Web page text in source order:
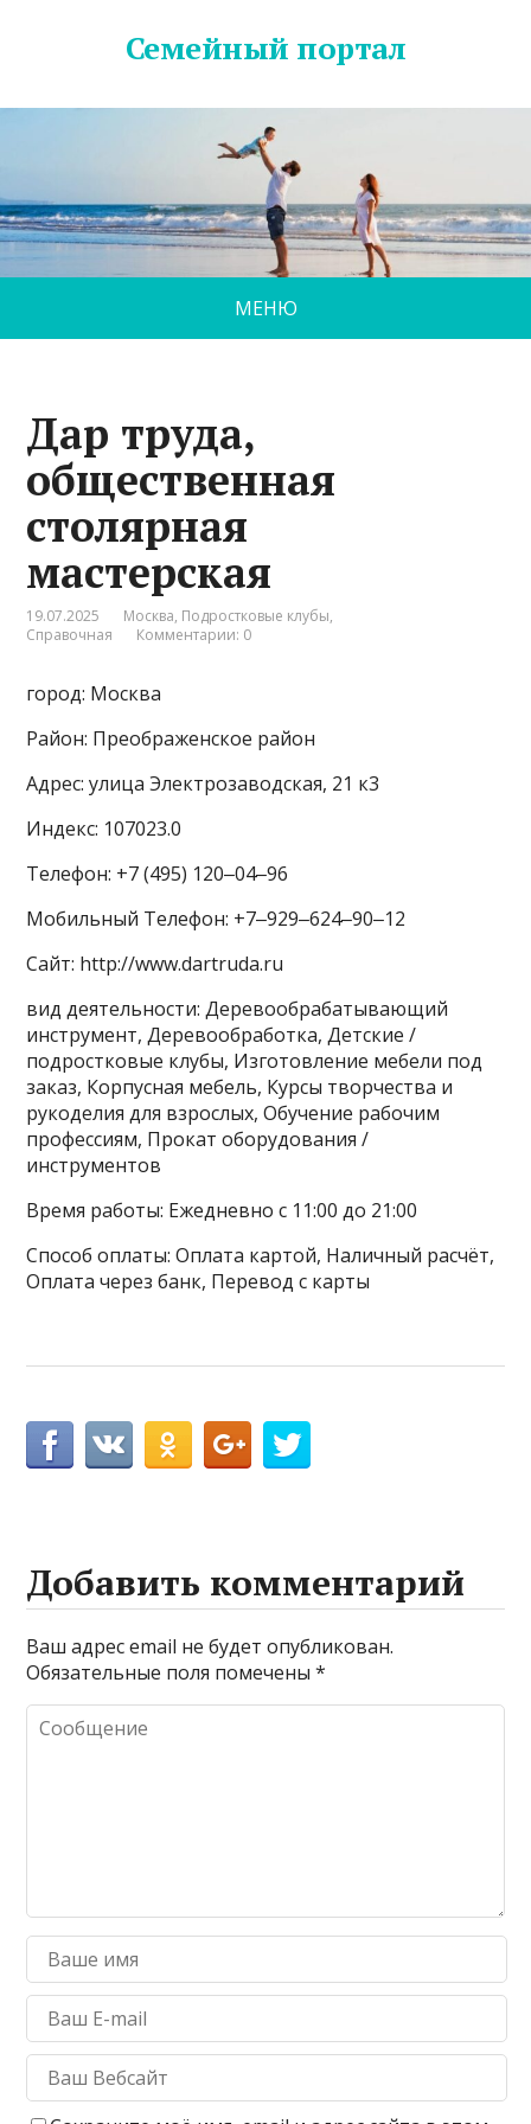
Семейный портал
МЕНЮ
Дар труда,
общественная
столярная
мастерская
19.07.2025 Москва, Подростковые клубы,
Справочная
Комментарии: 0
город: Москва
Район: Преображенское район
Адрес: улица Электрозаводская, 21 к3
Индекс: 107023.0
Телефон: +7 (495) 120‒04‒96
Мобильный Телефон: +7‒929‒624‒90‒12
Сайт: http://www.dartruda.ru
вид деятельности: Деревообрабатывающий
инструмент, Деревообработка, Детские /
подростковые клубы, Изготовление мебели под
заказ, Корпусная мебель, Курсы творчества и
рукоделия для взрослых, Обучение рабочим
профессиям, Прокат оборудования /
инструментов
Время работы: Ежедневно с 11:00 до 21:00
Способ оплаты: Оплата картой, Наличный расчёт,
Оплата через банк, Перевод с карты
Добавить комментарий
Ваш адрес email не будет опубликован.
Обязательные поля помечены*